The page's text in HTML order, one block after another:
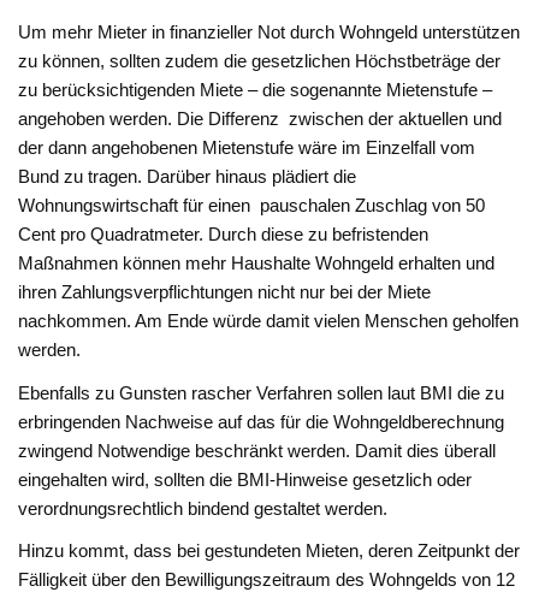
Um mehr Mieter in finanzieller Not durch Wohngeld unterstützen
zu können, sollten zudem die gesetzlichen Höchstbeträge der
zu berücksichtigenden Miete – die sogenannte Mietenstufe –
angehoben werden. Die Differenz zwischen der aktuellen und
der dann angehobenen Mietenstufe wäre im Einzelfall vom
Bund zu tragen. Darüber hinaus plädiert die
Wohnungswirtschaft für einen pauschalen Zuschlag von 50
Cent pro Quadratmeter. Durch diese zu befristenden
Maßnahmen können mehr Haushalte Wohngeld erhalten und
ihren Zahlungsverpflichtungen nicht nur bei der Miete
nachkommen. Am Ende würde damit vielen Menschen geholfen
werden.
Ebenfalls zu Gunsten rascher Verfahren sollen laut BMI die zu
erbringenden Nachweise auf das für die Wohngeldberechnung
zwingend Notwendige beschränkt werden. Damit dies überall
eingehalten wird, sollten die BMI-Hinweise gesetzlich oder
verordnungsrechtlich bindend gestaltet werden.
Hinzu kommt, dass bei gestundeten Mieten, deren Zeitpunkt der
Fälligkeit über den Bewilligungszeitraum des Wohngelds von 12